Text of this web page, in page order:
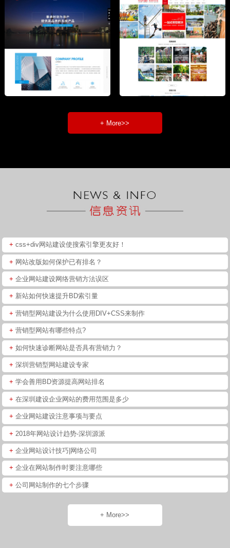
+ More>>
+ css+div网站建设使搜索引擎更友好！
+ 网站改版如何保护已有排名？
+ 企业网站建设网络营销方法误区
+ 新站如何快速提升BD索引量
+ 营销型网站建设为什么使用DIV+CSS来制作
+ 营销型网站有哪些特点?
+ 如何快速诊断网站是否具有营销力？
+ 深圳营销型网站建设专家
+ 学会善用BD资源提高网站排名
+ 在深圳建设企业网站的费用范围是多少
+ 企业网站建设注意事项与要点
+ 2018年网站设计趋势-深圳源派
+ 企业网站设计技巧|网络公司
+ 企业在网站制作时要注意哪些
+ 公司网站制作的七个步骤
+ More>>